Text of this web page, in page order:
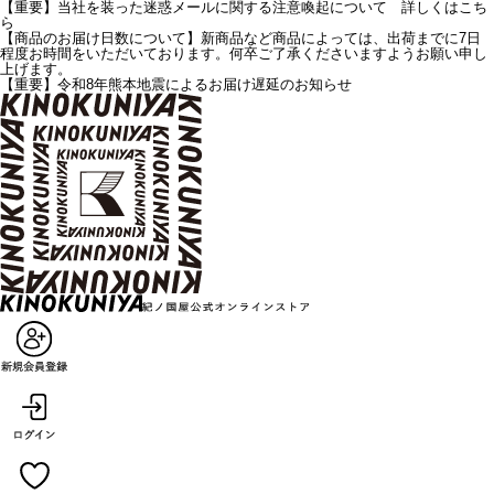
【重要】当社を装った迷惑メールに関する注意喚起について 詳しくはこち
ら
【商品のお届け日数について】新商品など商品によっては、出荷までに7日
程度お時間をいただいております。何卒ご了承くださいますようお願い申し
上げます。
【重要】令和8年熊本地震によるお届け遅延のお知らせ